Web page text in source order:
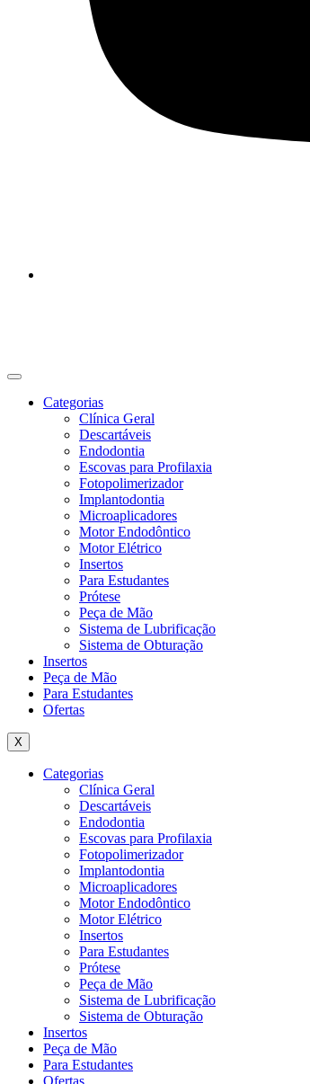
Categorias
Clínica Geral
Descartáveis
Endodontia
Escovas para Profilaxia
Fotopolimerizador
Implantodontia
Microaplicadores
Motor Endodôntico
Motor Elétrico
Insertos
Para Estudantes
Prótese
Peça de Mão
Sistema de Lubrificação
Sistema de Obturação
Insertos
Peça de Mão
Para Estudantes
Ofertas
X
Categorias
Clínica Geral
Descartáveis
Endodontia
Escovas para Profilaxia
Fotopolimerizador
Implantodontia
Microaplicadores
Motor Endodôntico
Motor Elétrico
Insertos
Para Estudantes
Prótese
Peça de Mão
Sistema de Lubrificação
Sistema de Obturação
Insertos
Peça de Mão
Para Estudantes
Ofertas